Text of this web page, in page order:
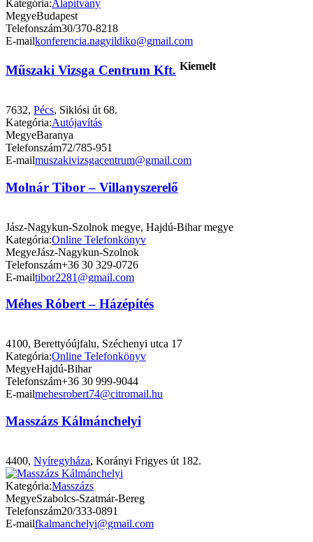
Kategória:Alapítvány
MegyeBudapest
Telefonszám30/370-8218
E-mailkonferencia.nagyildiko@gmail.com
Műszaki Vizsga Centrum Kft. Kiemelt
7632, Pécs, Siklósi út 68.
Kategória:Autójavítás
MegyeBaranya
Telefonszám72/785-951
E-mailmuszakivizsgacentrum@gmail.com
Molnár Tibor – Villanyszerelő
Jász-Nagykun-Szolnok megye, Hajdú-Bihar megye
Kategória:Online Telefonkönyv
MegyeJász-Nagykun-Szolnok
Telefonszám+36 30 329-0726
E-mailtibor2281@gmail.com
Méhes Róbert – Házépítés
4100, Berettyóújfalu, Széchenyi utca 17
Kategória:Online Telefonkönyv
MegyeHajdú-Bihar
Telefonszám+36 30 999-9044
E-mailmehesrobert74@citromail.hu
Masszázs Kálmánchelyi
4400, Nyíregyháza, Korányi Frigyes út 182.
Kategória:Masszázs
MegyeSzabolcs-Szatmár-Bereg
Telefonszám20/333-0891
E-mailfkalmanchelyi@gmail.com